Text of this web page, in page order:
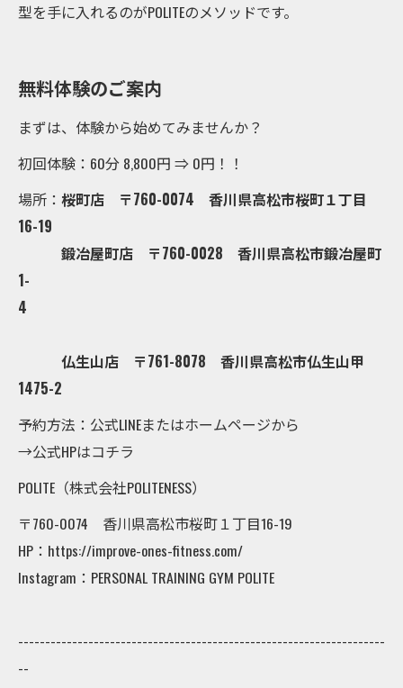
型を手に入れるのがPOLITEのメソッドです。
無料体験のご案内
まずは、体験から始めてみませんか？
初回体験：60分 8,800円 ⇒ 0円！！
場所： 桜町店 〒760-0074 香川県高松市桜町１丁目
16-19
鍛冶屋町店 〒760-0028 香川県高松市鍛冶屋町
1-
4
仏生山店 〒761-8078 香川県高松市仏生山甲
1475-2
予約方法：公式LINEまたはホームページから
→公式HPはコチラ
POLITE（株式会社POLITENESS）
〒760-0074 香川県高松市桜町１丁目16-19
HP：https://improve-ones-fitness.com/
Instagram：PERSONAL TRAINING GYM POLITE
--------------------------------------------------------------------
--